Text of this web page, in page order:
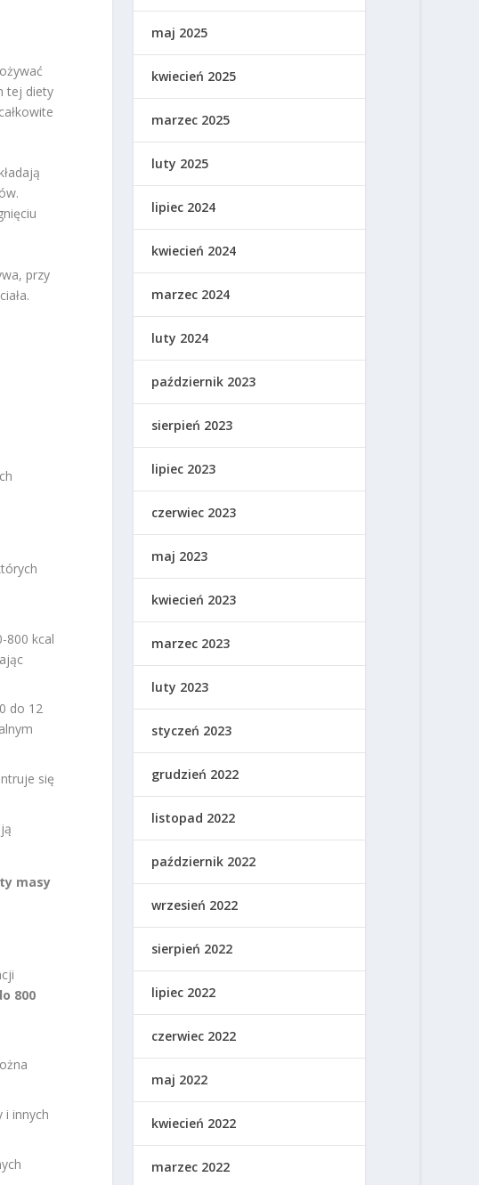
tej diety
przy
800 kcal
do 12
się
masy
800
i innych
maj 2025
kwiecień 2025
marzec 2025
luty 2025
lipiec 2024
kwiecień 2024
marzec 2024
luty 2024
październik 2023
sierpień 2023
lipiec 2023
czerwiec 2023
maj 2023
kwiecień 2023
marzec 2023
luty 2023
styczeń 2023
grudzień 2022
listopad 2022
październik 2022
wrzesień 2022
sierpień 2022
lipiec 2022
czerwiec 2022
maj 2022
kwiecień 2022
marzec 2022